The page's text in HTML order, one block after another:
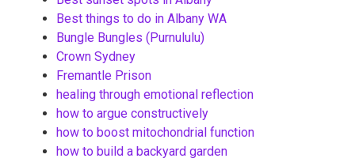
Best things to do in Albany WA
Bungle Bungles (Purnululu)
Crown Sydney
Fremantle Prison
healing through emotional reflection
how to argue constructively
how to boost mitochondrial function
how to build a backyard garden